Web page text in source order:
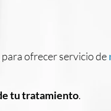
para ofrecer servicio de
tu tratamiento.